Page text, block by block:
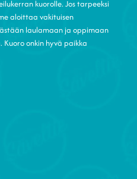
kuorolle. Jos tarpeeksi
aloittaa vakituisen
laulamaan ja oppimaan
Kuoro onkin hyvä paikka